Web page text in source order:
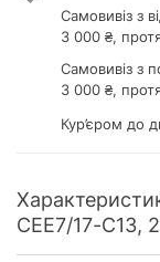
Самовивіз з
3 000 ₴,
Самовивіз з
3 000 ₴,
Кур’єром до
CEE7/17-C13,